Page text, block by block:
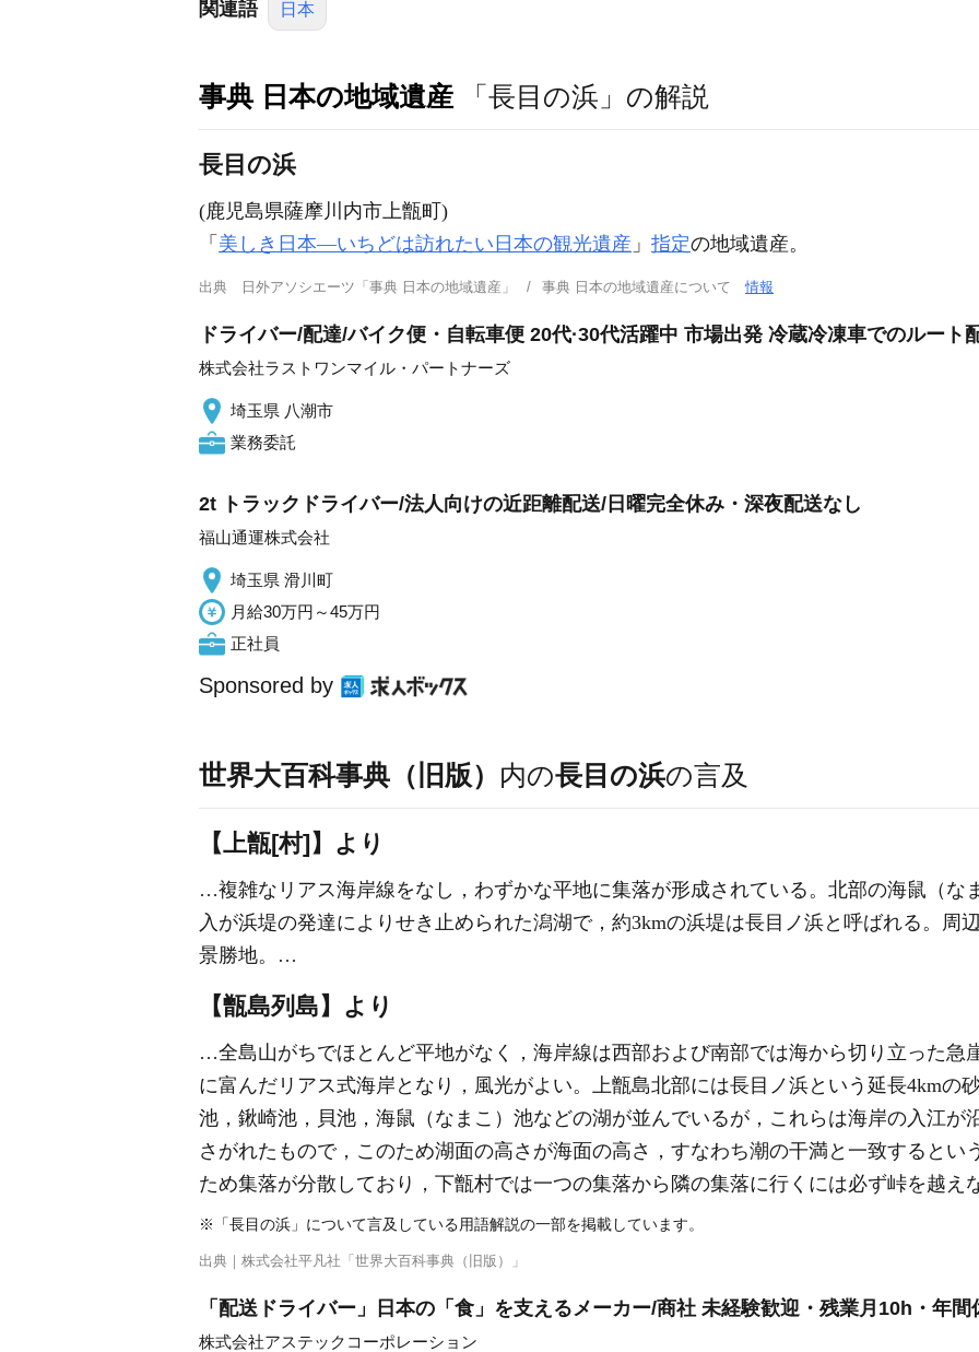
関連語 日本
事典 日本の地域遺産 「長目の浜」の解説
長目の浜
(鹿児島県薩摩川内市上甑町)
「 美しき日本―いちどは訪れたい日本の観光遺産 」 指定の地域遺産。
出典 日外アソシエーツ「事典 日本の地域遺産」 事典 日本の地域遺産について情報
ドライバー/配達/バイク便・自転車便 20代·30代活躍中 市場出発 冷蔵冷凍車でのルート
株式会社ラストワンマイル・パートナーズ
埼玉県 八潮市
業務委託
2t トラックドライバー/法人向けの近距離配送/日曜完全休み・深夜配送なし
福山通運株式会社
埼玉県 滑川町
月給30万円～45万円
正社員
Sponsored by
世界大百科事典（旧版） 内の長目の浜の言及
【上甑[村]】より
…複雑なリアス海岸線をなし，わずかな平地に集落が形成されている。北部の海鼠（な
入が浜堤の発達によりせき止められた潟湖で，約3kmの浜堤は長目ノ浜と呼ばれる。周
景勝地。…
【甑島列島】より
…全島山がちでほとんど平地がなく，海岸線は西部および南部では海から切り立った急
に富んだリアス式海岸となり，風光がよい。上甑島北部には長目ノ浜という延長4kmの
池，鍬崎池，貝池，海鼠（なまこ）池などの湖が並んでいるが，これらは海岸の入江が
さがれたもので，このため湖面の高さが海面の高さ，すなわち潮の干満と一致するとい
ため集落が分散しており，下甑村では一つの集落から隣の集落に行くには必ず峠を越
※「長目の浜」について言及している用語解説の一部を掲載しています。
出典｜ 株式会社平凡社「世界大百科事典（旧版）」
「配送ドライバー」日本の「食」を支えるメーカー/商社 未経験歓迎・残業月10h・年間
株式会社アステックコーポレーション